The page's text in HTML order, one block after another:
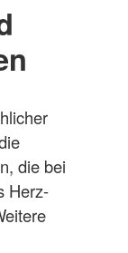
die bei
Herz-